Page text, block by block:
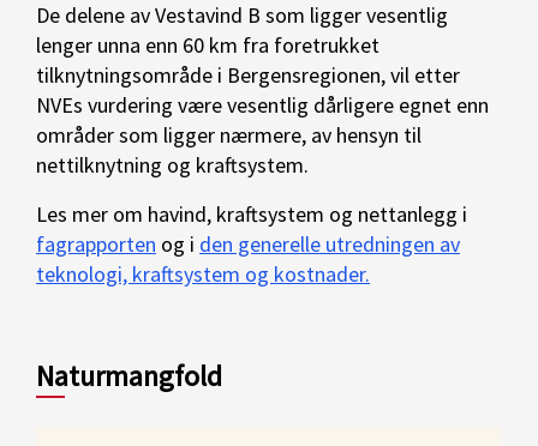
De delene av Vestavind B som ligger vesentlig
lenger unna enn 60 km fra foretrukket
tilknytningsområde i Bergensregionen, vil etter
NVEs vurdering være vesentlig dårligere egnet enn
områder som ligger nærmere, av hensyn til
nettilknytning og kraftsystem.
Les mer om havind, kraftsystem og nettanlegg i
fagrapporten og i den generelle utredningen av
teknologi, kraftsystem og kostnader.
Naturmangfold